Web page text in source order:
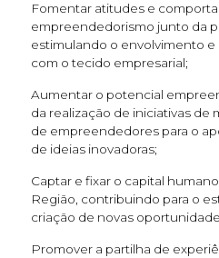
Fomentar atitudes e
empreendedorismo junto da
estimulando o envolvimento e
com o tecido empresarial;
Aumentar o potencial
da realização de iniciativas de
de empreendedores para o
de ideias inovadoras;
Captar e fixar o capital
Região, contribuindo para o
criação de novas
Promover a partilha de